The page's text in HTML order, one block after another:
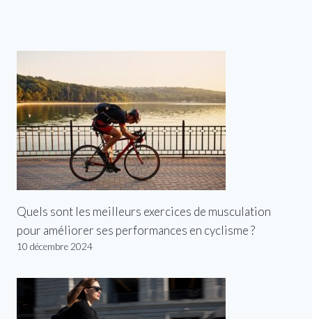
Quels sont les meilleurs exercices de musculation
pour améliorer ses performances en cyclisme ?
10 décembre 2024